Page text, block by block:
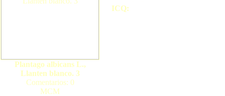
Plantago albicans L.,
Llanten blanco. 3
Comentarios: 0
MCM
ICQ: